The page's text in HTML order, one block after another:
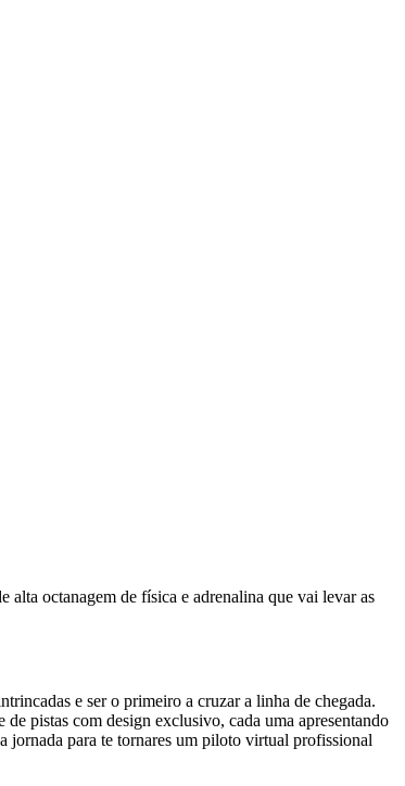
alta octanagem de física e adrenalina que vai levar as
e ser o primeiro a cruzar a linha de chegada.
pistas com design exclusivo, cada uma apresentando
jornada para te tornares um piloto virtual profissional